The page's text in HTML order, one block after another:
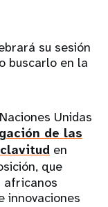
su sesión
buscarlo en la
Unidas
de las
en
que
africanos
innovaciones